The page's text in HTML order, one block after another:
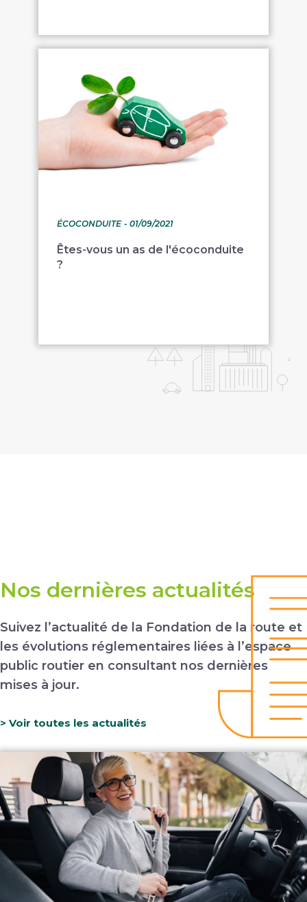
ÉCOCONDUITE - 01/09/2021
Êtes-vous un as de l'écoconduite
?
Nos dernières actualités
Suivez l’actualité de la Fondation de la route et
les évolutions réglementaires liées à l’espace
public routier en consultant nos dernières
mises à jour.
> Voir toutes les actualités